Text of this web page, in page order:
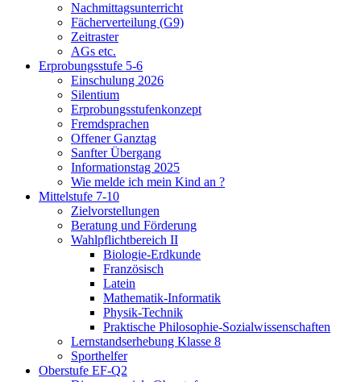
Nachmittagsunterricht
Fächerverteilung (G9)
Zeitraster
AGs etc.
Erprobungsstufe 5-6
Einschulung 2026
Silentium
Erprobungsstufenkonzept
Fremdsprachen
Offener Ganztag
Sanfter Übergang
Informationstag 2025
Wie melde ich mein Kind an ?
Mittelstufe 7-10
Zielvorstellungen
Beratung und Förderung
Wahlpflichtbereich II
Biologie-Erdkunde
Französisch
Latein
Mathematik-Informatik
Physik-Technik
Praktische Philosophie-Sozialwissenschaften
Lernstandserhebung Klasse 8
Sporthelfer
Oberstufe EF-Q2